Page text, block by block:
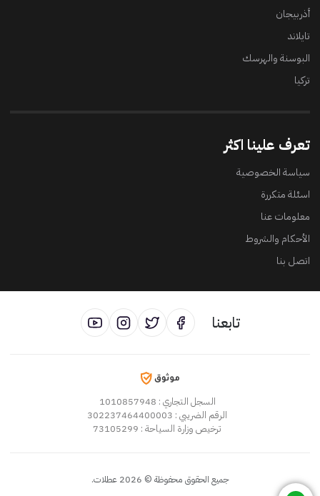
أذربيجان
تايلاند
البوسنة والهرسك
تركيا
تعرف علينا اكثر
سياسة الخصوصية
اسئلة متكررة
معلومات عنا
الأحكام والشروط
اتصل بنا
تابعنا
السجل التجاري : 1010857948
الرقم الضريبي : 302237464400003
ترخيص وزارة السياحة : 73105299
جميع الحقوق محفوظة ©
2026 عطلات.